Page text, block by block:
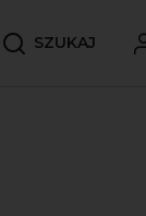
SZUKAJ